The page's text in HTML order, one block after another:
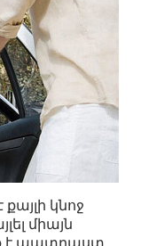
կնոջ
միայն